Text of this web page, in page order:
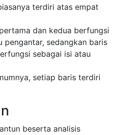
terdiri atas empat
dan kedua berfungsi
pengantar, sedangkan baris
sebagai isi atau
setiap baris terdiri
beserta analisis